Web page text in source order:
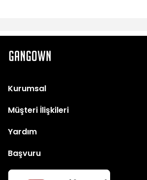
Kurumsal
Müşteri İlişkileri
Yardım
Başvuru